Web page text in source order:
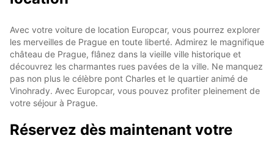
Avec votre voiture de location Europcar, vous pourrez explorer
les merveilles de Prague en toute liberté. Admirez le magnifique
château de Prague, flânez dans la vieille ville historique et
découvrez les charmantes rues pavées de la ville. Ne manquez
pas non plus le célèbre pont Charles et le quartier animé de
Vinohrady. Avec Europcar, vous pouvez profiter pleinement de
votre séjour à Prague.
Réservez dès maintenant votre